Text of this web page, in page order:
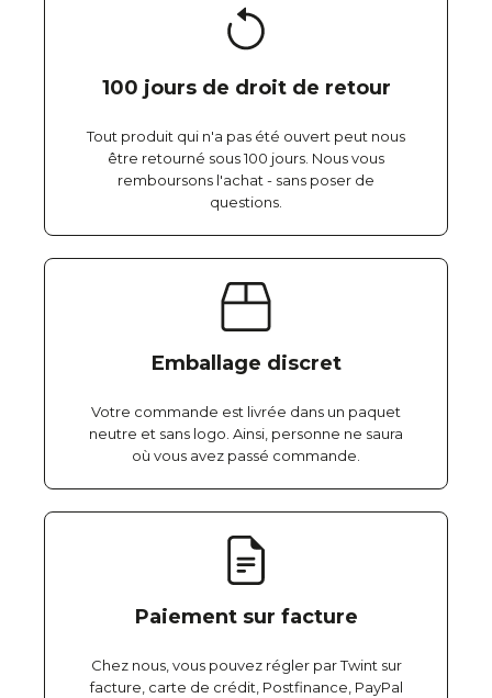
100 jours de droit de retour
Tout produit qui n'a pas été ouvert peut nous
être retourné sous 100 jours. Nous vous
remboursons l'achat - sans poser de
questions.
Emballage discret
Votre commande est livrée dans un paquet
neutre et sans logo. Ainsi, personne ne saura
où vous avez passé commande.
Paiement sur facture
Chez nous, vous pouvez régler par Twint sur
facture, carte de crédit, Postfinance, PayPal